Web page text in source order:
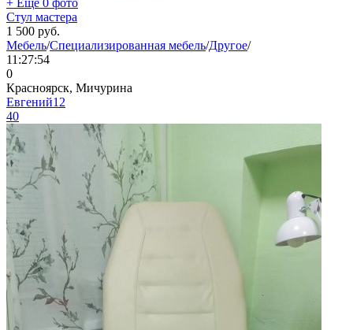
+ Ещё 0 фото
Стул мастера
1 500 руб.
Мебель/Специализированная мебель/Другое/
11:27:54
0
Красноярск, Мичурина
Евгений12
40